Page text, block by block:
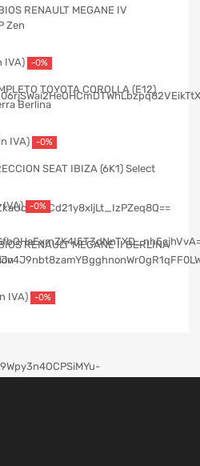
RENAULT MEGANE IV
Zen
-0%
TOYOTA COROLLA (E12)
Berlina
-0%
SEAT IBIZA (6K1) Select
-0%
RENAULT MEGANE II BERLINA
-0%